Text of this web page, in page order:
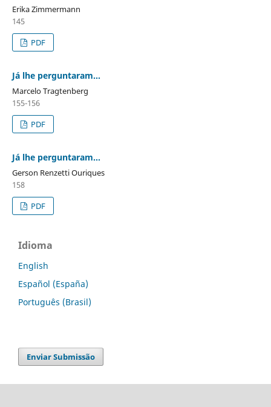
Erika Zimmermann
145
PDF
Já lhe perguntaram...
Marcelo Tragtenberg
155-156
PDF
Já lhe perguntaram...
Gerson Renzetti Ouriques
158
PDF
Idioma
English
Español (España)
Português (Brasil)
Enviar Submissão